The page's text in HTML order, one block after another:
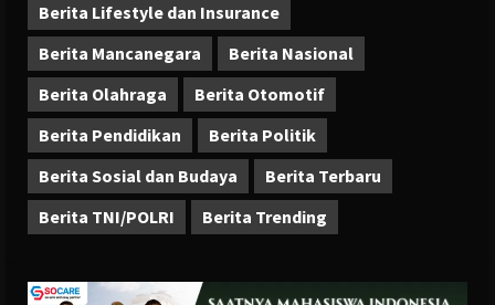
Berita Lifestyle dan Insurance
Berita Mancanegara
Berita Nasional
Berita Olahraga
Berita Otomotif
Berita Pendidikan
Berita Politik
Berita Sosial dan Budaya
Berita Terbaru
Berita TNI/POLRI
Berita Trending